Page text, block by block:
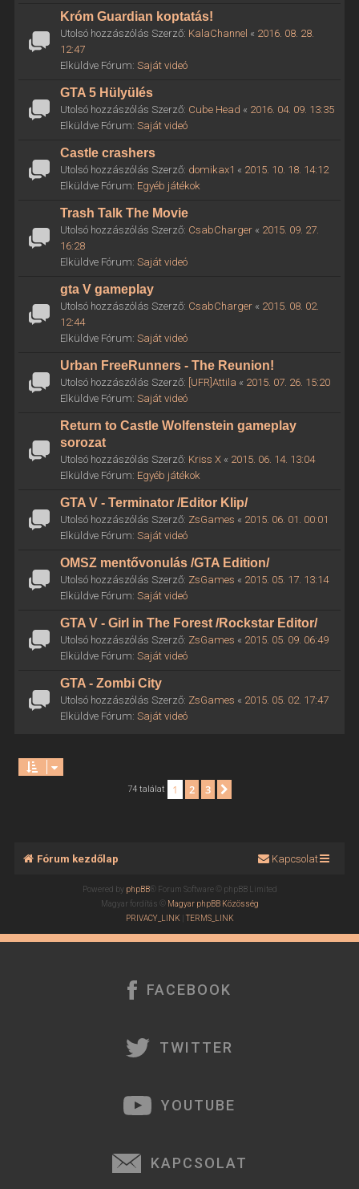
Króm Guardian koptatás!
Utolsó hozzászólás Szerző: KalaChannel « 2016. 08. 28.
12:47
Elküldve Fórum: Saját videó
GTA 5 Hülyülés
Utolsó hozzászólás Szerző: Cube Head « 2016. 04. 09. 13:35
Elküldve Fórum: Saját videó
Castle crashers
Utolsó hozzászólás Szerző: domikax1 « 2015. 10. 18. 14:12
Elküldve Fórum: Egyéb játékok
Trash Talk The Movie
Utolsó hozzászólás Szerző: CsabCharger« 2015. 09. 27.
16:28
Elküldve Fórum: Saját videó
gta V gameplay
Utolsó hozzászólás Szerző: CsabCharger« 2015. 08. 02.
12:44
Elküldve Fórum: Saját videó
Urban FreeRunners - The Reunion!
Utolsó hozzászólás Szerző: [UFR]Attila « 2015. 07. 26. 15:20
Elküldve Fórum: Saját videó
Return to Castle Wolfenstein gameplay
sorozat
Utolsó hozzászólás Szerző: Kriss X« 2015. 06. 14. 13:04
Elküldve Fórum: Egyéb játékok
GTA V - Terminator /Editor Klip/
Utolsó hozzászólás Szerző: ZsGames « 2015. 06. 01. 00:01
Elküldve Fórum: Saját videó
OMSZ mentővonulás /GTA Edition/
Utolsó hozzászólás Szerző: ZsGames « 2015. 05. 17. 13:14
Elküldve Fórum: Saját videó
GTA V - Girl in The Forest /Rockstar Editor/
Utolsó hozzászólás Szerző: ZsGames « 2015. 05. 09. 06:49
Elküldve Fórum: Saját videó
GTA - Zombi City
Utolsó hozzászólás Szerző: ZsGames « 2015. 05. 02. 17:47
Elküldve Fórum: Saját videó
74 találat 1 2 3
Fórum kezdőlap Kapcsolat
Powered by phpBB® Forum Software © phpBB Limited
Magyar fordítás ©
Magyar phpBB Közösség
PRIVACY_LINK| TERMS_LINK
FACEBOOK
TWITTER
YOUTUBE
KAPCSOLAT